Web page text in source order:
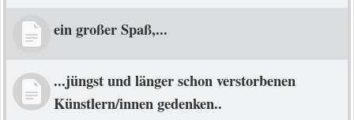
ein großer Spaß,...
...jüngst und länger schon verstorbenen
Künstlern/innen gedenken..